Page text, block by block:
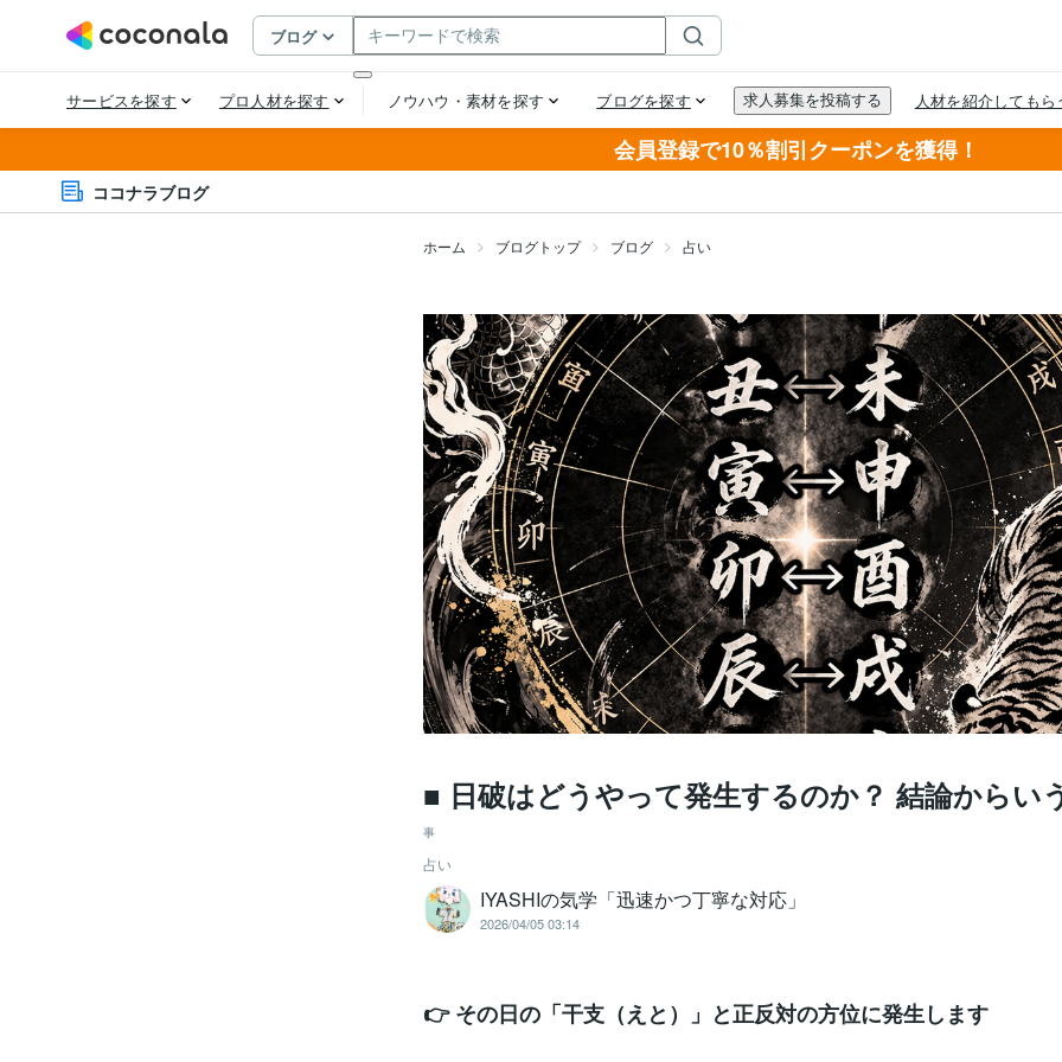
会員登録で10％割引クーポンを獲得！
ココナラブログ
ホーム ブログトップ ブログ 占い
■ 日破はどうやって発生するのか？ 結論からい
事
占い
IYASHIの気学「迅速かつ丁寧な対応」
2026/04/05 03:14
👉 その日の「干支（えと）」と正反対の方位に発生します